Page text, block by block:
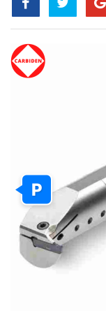
PEREITI
Į
PAVEIKSLĖLIŲ
P